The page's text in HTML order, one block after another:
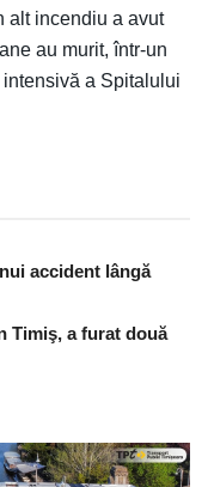
alt incendiu a avut
au murit, într-un
a Spitalului
accident lângă
Timiş, a furat două